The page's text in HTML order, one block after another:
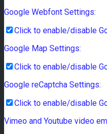
Google Webfont Settings:
Click to enable/disable
Google Map Settings:
Click to enable/disable
Google reCaptcha Settings:
Click to enable/disable
Vimeo and Youtube video